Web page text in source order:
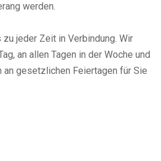
werden.
jeder Zeit in Verbindung. Wir
an allen Tagen in der Woche und
gesetzlichen Feiertagen für Sie